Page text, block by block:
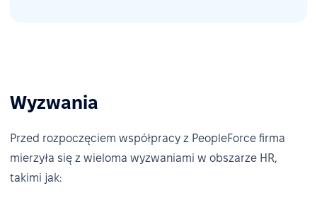
Wyzwania
Przed rozpoczęciem współpracy z PeopleForce firma
mierzyła się z wieloma wyzwaniami w obszarze HR,
takimi jak: